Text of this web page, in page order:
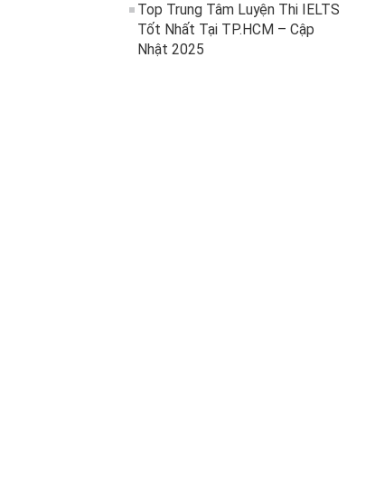
Top Trung Tâm Luyện Thi IELTS
Tốt Nhất Tại TP.HCM – Cập
Nhật 2025